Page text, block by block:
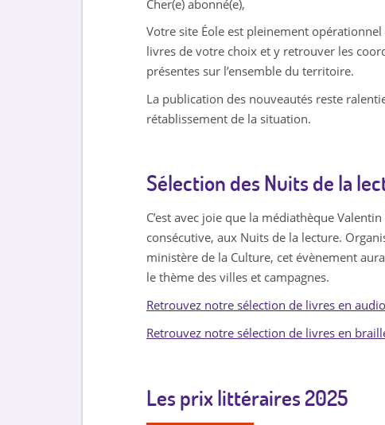
Cher(e) abonné(e),
Votre site Éole est pleinement
livres de votre choix et y retrouver les
présentes sur l’ensemble du territoire.
La publication des nouveautés reste
rétablissement de la situation.
Sélection des Nuits de la
C’est avec joie que la médiathèque
consécutive, aux Nuits de la lecture.
ministère de la Culture, cet évènement
le thème des villes et campagnes.
Retrouvez notre sélection de livres en
Retrouvez notre sélection de livres en
Les prix littéraires 2025